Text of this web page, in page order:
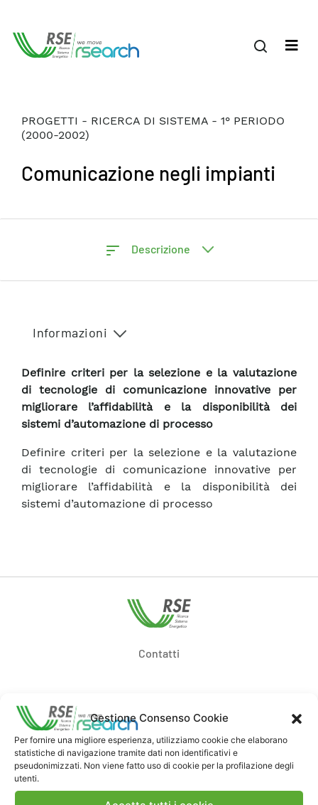
Gestione Consenso Cookie
Per fornire una migliore esperienza, utilizziamo cookie che elaborano
statistiche di navigazione tramite dati non identificativi e
pseudonimizzati. Non viene fatto uso di cookie per la profilazione degli
utenti.
PROGETTI - RICERCA DI SISTEMA - 1° PERIODO
(2000-2002)
Comunicazione negli impianti
Descrizione
Informazioni
Definire criteri per la selezione e la valutazione
di tecnologie di comunicazione innovative per
migliorare l’affidabilità e la disponibilità dei
sistemi d’automazione di processo
Definire criteri per la selezione e la valutazione
di tecnologie di comunicazione innovative per
migliorare l’affidabilità e la disponibilità dei
sistemi d’automazione di processo
Contatti
Dove siamo
Bandi di gara e contratti